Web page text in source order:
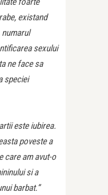
existand
sexului
ne face sa
speciei
este iubirea.
poveste a
care am avut-o
si a
barbat.”